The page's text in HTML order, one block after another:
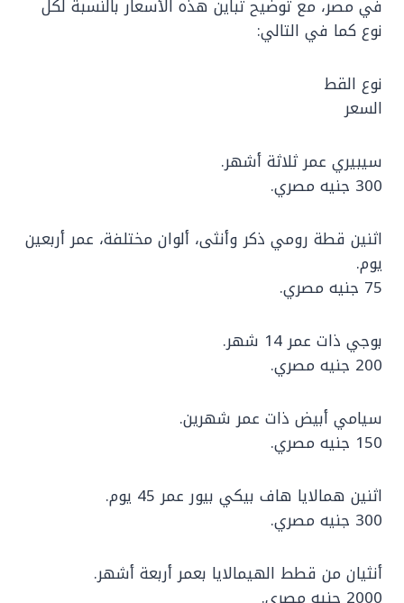
في مصر، مع توضيح تباين هذه الأسعار بالنسبة لكل
نوع كما في التالي:
نوع القط
السعر
سيبيري عمر ثلاثة أشهر.
300 جنيه مصري.
اثنين قطة رومي ذكر وأنثى، ألوان مختلفة، عمر أربعين
يوم.
75 جنيه مصري.
بوجي ذات عمر 14 شهر.
200 جنيه مصري.
سيامي أبيض ذات عمر شهرين.
150 جنيه مصري.
اثنين همالايا هاف بيكي بيور عمر 45 يوم.
300 جنيه مصري.
أنثيان من قطط الهيمالايا بعمر أربعة أشهر.